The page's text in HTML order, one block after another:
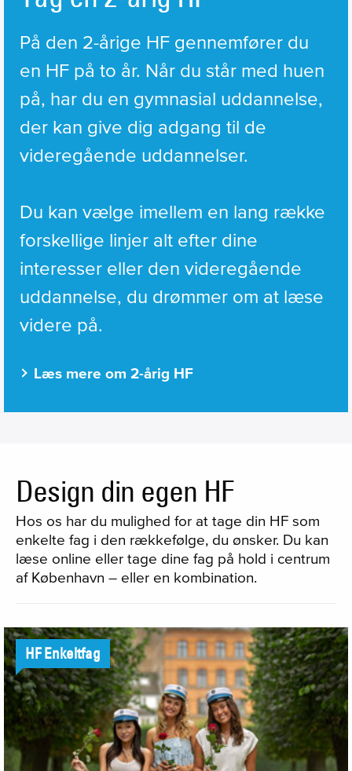
På den 2-årige HF gennemfører du
en HF på to år. Når du står med huen
på, har du en gymnasial uddannelse,
der kan give dig adgang til de
videregående uddannelser.
Du kan vælge imellem en lang række
forskellige linjer alt efter dine
interesser eller den videregående
uddannelse, du drømmer om at læse
videre på.
Læs mere om 2-årig HF
Design din egen HF
Hos os har du mulighed for at tage din HF som
enkelte fag i den rækkefølge, du ønsker. Du kan
læse online eller tage dine fag på hold i centrum
af København – eller en kombination.
HF Enkeltfag